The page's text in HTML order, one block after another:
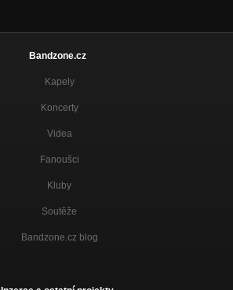
Bandzone.cz
Kapely
Koncerty
Videa
Fanoušci
Kluby
Soutěže
Bandzone.cz blog